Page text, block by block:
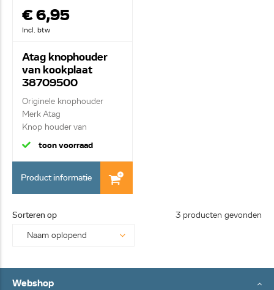
€ 6,95
Incl. btw
Atag knophouder
van kookplaat
38709500
Originele knophouder
Merk Atag
Knop houder van
ontsteekkno...
toon voorraad
Product informatie
Sorteren op 3 producten gevonden
Webshop